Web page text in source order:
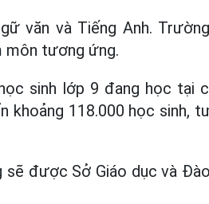
văn và Tiếng Anh.
môn tương ứng.
sinh lớp 9 đang học tại
118.000 học sinh,
sẽ được Sở Giáo dục và